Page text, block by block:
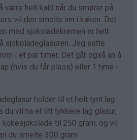
være helt kald når du smører på
vil den smelte inn i kaken. Det
med sjokoladekremen er helt
sjokoladeglasuren. Jeg satte
i et par timer. Det går også an å
(hvis du får plass) eller 1 time i
holder til et helt tynt lag
du vil ha et litt tykkere lag glasur,
kokesjokolade til 250 gram, og vil
du smelte 300 gram